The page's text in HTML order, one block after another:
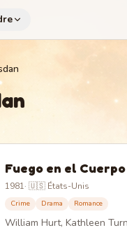
Fuego en el Cuerpo
1981· 🇺🇸 États-Unis
Crime Drama Romance
William Hurt, Kathleen